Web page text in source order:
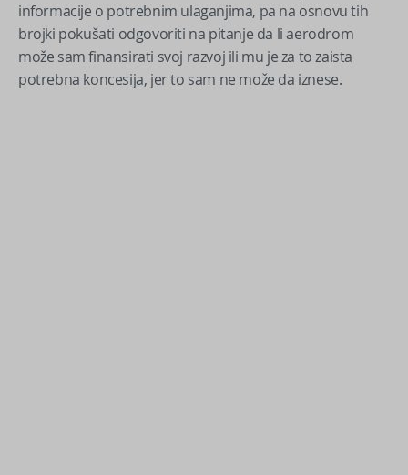
informacije o potrebnim ulaganjima, pa na osnovu tih
brojki pokušati odgovoriti na pitanje da li aerodrom
može sam finansirati svoj razvoj ili mu je za to zaista
potrebna koncesija, jer to sam ne može da iznese.